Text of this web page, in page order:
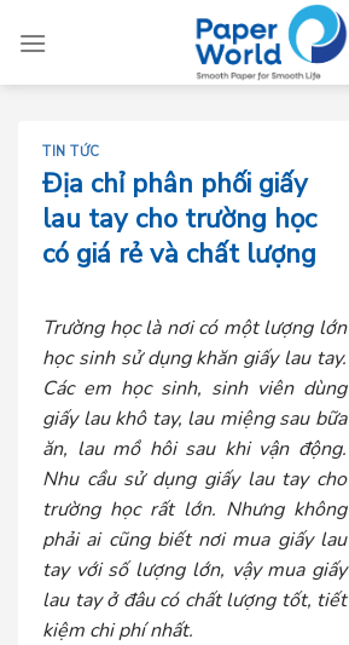
TIN TỨC
Địa chỉ phân phối giấy
lau tay cho trường học
có giá rẻ và chất lượng
Trường học là nơi có một lượng lớn
học sinh sử dụng khăn giấy lau tay.
Các em học sinh, sinh viên dùng
giấy lau khô tay, lau miệng sau bữa
ăn, lau mồ hôi sau khi vận động.
Nhu cầu sử dụng giấy lau tay cho
trường học rất lớn. Nhưng không
phải ai cũng biết nơi mua giấy lau
tay với số lượng lớn, vậy mua giấy
lau tay ở đâu có chất lượng tốt, tiết
kiệm chi phí nhất.